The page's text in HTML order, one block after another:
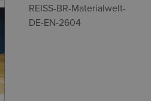
REISS-BR-Materialwelt-
DE-EN-2604